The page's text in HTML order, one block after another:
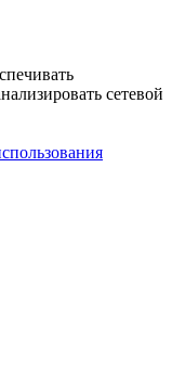
сетевой